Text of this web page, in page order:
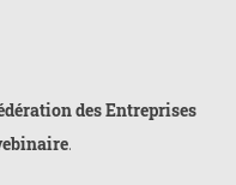
des Entreprises
.